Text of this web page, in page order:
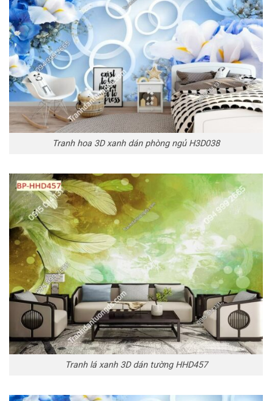
Tranh hoa 3D xanh dán phòng ngủ H3D038
Tranh lá xanh 3D dán tường HHD457